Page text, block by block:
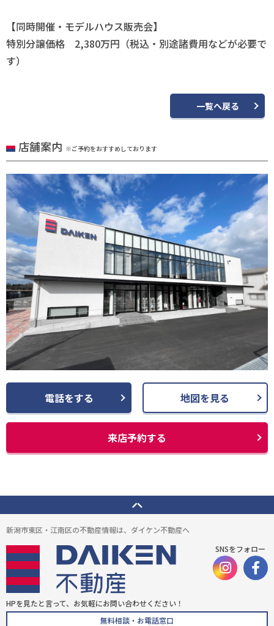
【同時開催・モデルハウス販売会】
特別分譲価格 2,380万円（税込・別途諸費用などが必要で
す）
一覧へ戻る
店舗案内 ※ご予約をおすすめしております
電話をする 地図を見る
来店予約する
新潟市東区・江南区の不動産情報は、ダイケン不動産へ
SNSをフォロー
HPを見たと言って、お気軽にお問い合わせください！
無料相談・お電話窓口